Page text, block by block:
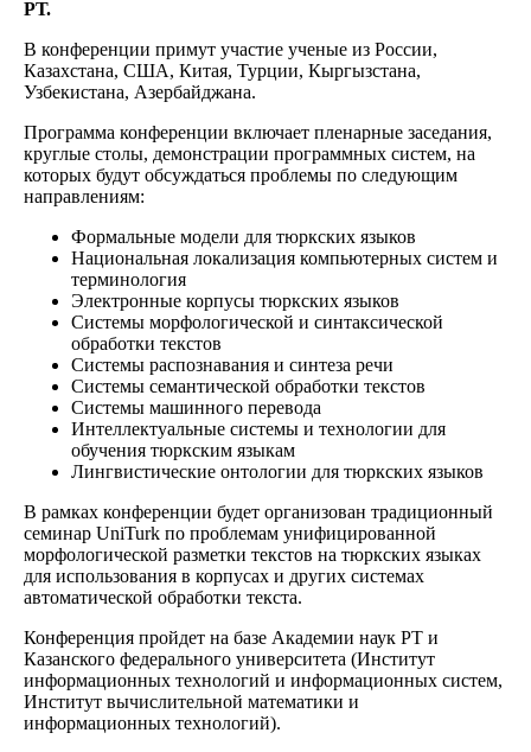
РТ.
В конференции примут участие ученые из России,
Казахстана, США, Китая, Турции, Кыргызстана,
Узбекистана, Азербайджана.
Программа конференции включает пленарные заседания,
круглые столы, демонстрации программных систем, на
которых будут обсуждаться проблемы по следующим
направлениям:
Формальные модели для тюркских языков
Национальная локализация компьютерных систем и
терминология
Электронные корпусы тюркских языков
Системы морфологической и синтаксической
обработки текстов
Системы распознавания и синтеза речи
Системы семантической обработки текстов
Системы машинного перевода
Интеллектуальные системы и технологии для
обучения тюркским языкам
Лингвистические онтологии для тюркских языков
В рамках конференции будет организован традиционный
семинар UniTurk по проблемам унифицированной
морфологической разметки текстов на тюркских языках
для использования в корпусах и других системах
автоматической обработки текста.
Конференция пройдет на базе Академии наук РТ и
Казанского федерального университета (Институт
информационных технологий и информационных систем,
Институт вычислительной математики и
информационных технологий).